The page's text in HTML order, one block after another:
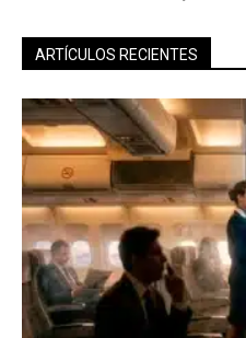
ARTÍCULOS RECIENTES